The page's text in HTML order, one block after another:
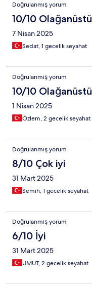
Doğrulanmış yorum
10/10 Olağanüstü
7 Nisan 2025
Sedat, 1 gecelik seyahat
Doğrulanmış yorum
10/10 Olağanüstü
1 Nisan 2025
Özlem, 2 gecelik seyahat
Doğrulanmış yorum
8/10 Çok iyi
31 Mart 2025
Semih, 1 gecelik seyahat
Doğrulanmış yorum
6/10 İyi
31 Mart 2025
UMUT, 2 gecelik seyahat